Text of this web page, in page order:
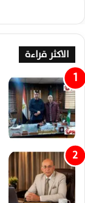
الاكثر قراءة